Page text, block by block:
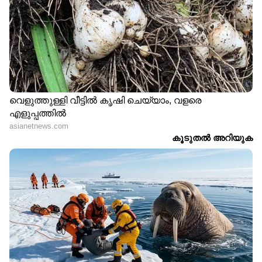
DOWNLOAD APP
RECOMMENDED STORIES
International Fathers Day
2026: ജീവിതത്തിലെ റിയൽ
ഹീറോയ്ക്ക് ആശംസകൾ
'ചികിത്സയ്ക്കപ്പുറം
രോഗിയുടെ ഭയവും
ആശങ്കയും കുറയ്ക്കുന്ന